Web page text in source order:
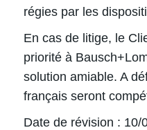
régies par les
En cas de litige, le
priorité à
solution amiable. A
français seront
Date de révision : 10/